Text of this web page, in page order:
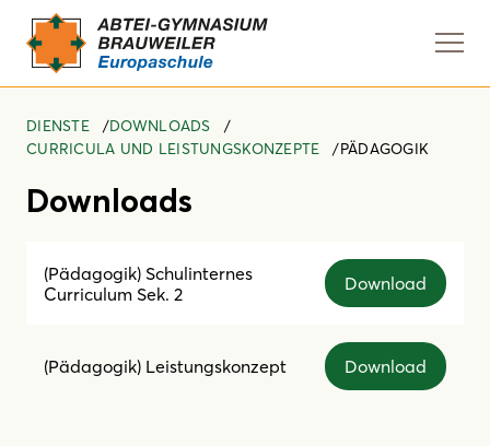
DIENSTE
DOWNLOADS
CURRICULA UND LEISTUNGSKONZEPTE
PÄDAGOGIK
Downloads
(Pädagogik) Schulinternes
Curriculum Sek. 2
Download
(Pädagogik) Leistungskonzept Download